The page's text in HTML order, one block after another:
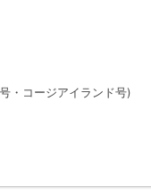
・コージアイランド号)